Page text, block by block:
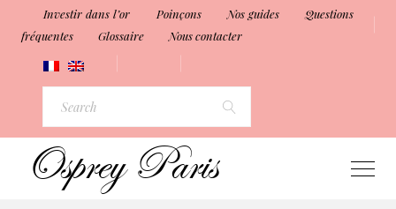
Investir dans l’or Poinçons Nos guides
Questions
fréquentes
Glossaire Nous contacter
for: